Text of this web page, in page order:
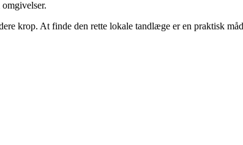
krop. At finde den rette lokale tandlæge er en praktisk